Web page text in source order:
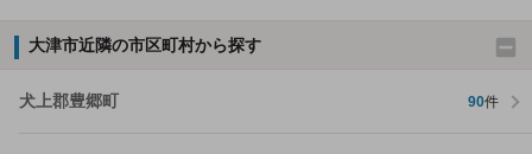
大津市近隣の市区町村から探す
犬上郡豊郷町 90件